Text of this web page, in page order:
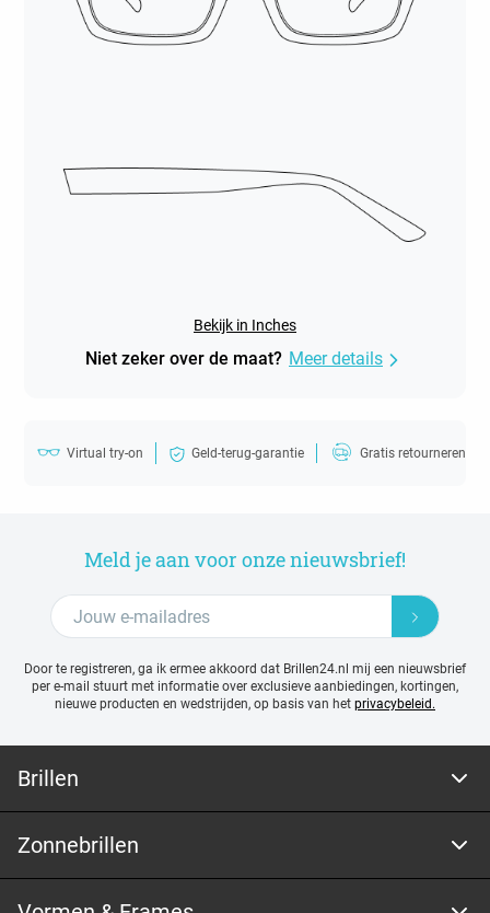
Bekijk in Inches
Niet zeker over de maat? Meer details
Virtual try-on Geld-terug-garantie Gratis retourneren
Meld je aan voor onze nieuwsbrief!
Door te registreren, ga ik ermee akkoord dat Brillen24.nl mij een nieuwsbrief
per e-mail stuurt met informatie over exclusieve aanbiedingen, kortingen,
nieuwe producten en wedstrijden, op basis van het privacybeleid.
Brillen
Zonnebrillen